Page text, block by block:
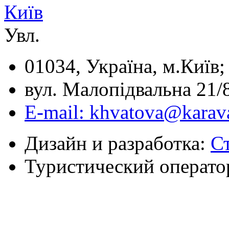
Київ
Увл.
01034, Україна, м.Київ;
вул. Малопідвальна 21/
E-mail:
Дизайн и разработка:
Туристический